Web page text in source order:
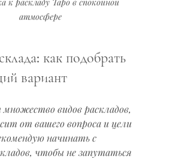
атмосфере
как подобрать
вариант
видов раскладов,
от вашего вопроса и цели
начинать с
чтобы не запутаться